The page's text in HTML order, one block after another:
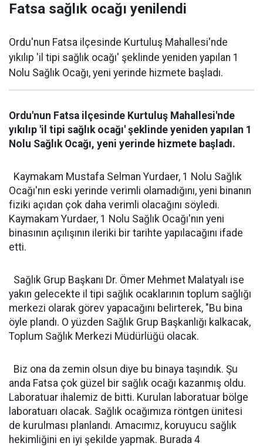
Fatsa sağlık ocağı yenilendi
Ordu'nun Fatsa ilçesinde Kurtuluş Mahallesi'nde
yıkılıp 'il tipi sağlık ocağı' şeklinde yeniden yapılan 1
Nolu Sağlık Ocağı, yeni yerinde hizmete başladı.
Ordu'nun Fatsa ilçesinde Kurtuluş Mahallesi'nde
yıkılıp 'il tipi sağlık ocağı' şeklinde yeniden yapılan 1
Nolu Sağlık Ocağı, yeni yerinde hizmete başladı.
Kaymakam Mustafa Selman Yurdaer, 1 Nolu Sağlık
Ocağı'nın eski yerinde verimli olamadığını, yeni binanın
fiziki açıdan çok daha verimli olacağını söyledi.
Kaymakam Yurdaer, 1 Nolu Sağlık Ocağı'nın yeni
binasının açılışının ileriki bir tarihte yapılacağını ifade
etti.
Sağlık Grup Başkanı Dr. Ömer Mehmet Malatyalı ise
yakın gelecekte il tipi sağlık ocaklarının toplum sağlığı
merkezi olarak görev yapacağını belirterek, "Bu bina
öyle plandı. O yüzden Sağlık Grup Başkanlığı kalkacak,
Toplum Sağlık Merkezi Müdürlüğü olacak.
Biz ona da zemin olsun diye bu binaya taşındık. Şu
anda Fatsa çok güzel bir sağlık ocağı kazanmış oldu.
Laboratuar ihalemiz de bitti. Kurulan laboratuar bölge
laboratuarı olacak. Sağlık ocağımıza röntgen ünitesi
de kurulması planlandı. Amacımız, koruyucu sağlık
hekimliğini en iyi şekilde yapmak. Burada 4